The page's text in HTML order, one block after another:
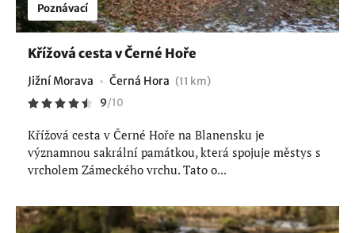
Poznávací
Křížová cesta v Černé Hoře
Jižní Morava Černá Hora (11 km)
9/10
Křížová cesta v Černé Hoře na Blanensku je
významnou sakrální památkou, která spojuje městys s
vrcholem Zámeckého vrchu. Tato o...